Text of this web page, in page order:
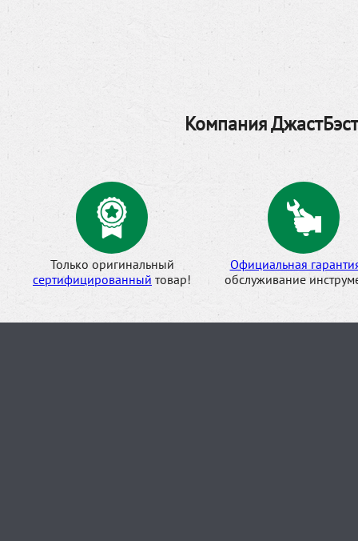
Компания
Только оригинальный
сертифицированный товар!
Официальная
обслуживание